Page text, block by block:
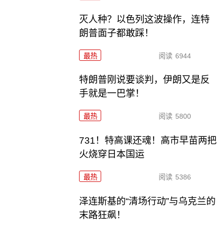
灭人种？以色列这波操作，连特
朗普面子都敢踩！
最热 阅读 6944
特朗普刚说要谈判，伊朗又是反
手就是一巴掌！
最热 阅读 5800
731！特高课还魂！高市早苗两把
火烧穿日本国运
最热 阅读 5386
泽连斯基的“清场行动”与乌克兰的
末路狂飙！